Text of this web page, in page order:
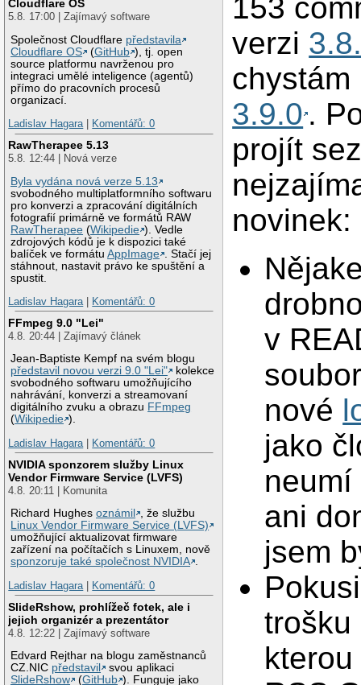
Cloudflare OS
5.8. 17:00 | Zajímavý software
Společnost Cloudflare představila
Cloudflare OS
(GitHub ), tj. open
source platformu navrženou pro
integraci umělé inteligence (agentů)
přímo do pracovních procesů
organizací.
Ladislav Hagara| Komentářů: 0
RawTherapee 5.13
5.8. 12:44 | Nová verze
Byla vydána nová verze 5.13
svobodného multiplatformního softwaru
pro konverzi a zpracování digitálních
fotografií primárně ve formátů RAW
RawTherapee (Wikipedie ). Vedle
zdrojových kódů je k dispozici také
balíček ve formátuAppImage
. Stačí jej
stáhnout, nastavit právo ke spuštění a
spustit.
Ladislav Hagara| Komentářů: 0
FFmpeg 9.0 "Lei"
4.8. 20:44 | Zajímavý článek
Jean-Baptiste Kempf na svém blogu
představil novou verzi 9.0 "Lei"
kolekce
svobodného softwaru umožňujícího
nahrávání, konverzi a streamovaní
digitálního zvuku a obrazu FFmpeg
(Wikipedie ).
Ladislav Hagara| Komentářů: 0
NVIDIA sponzorem služby Linux
Vendor Firmware Service (LVFS)
4.8. 20:11 | Komunita
Richard Hughesoznámil
, že službu
Linux Vendor Firmware Service (LVFS)
umožňující aktualizovat firmware
zařízení na počítačích s Linuxem, nově
sponzoruje také společnost NVIDIA .
Ladislav Hagara| Komentářů: 0
SlideRshow, prohlížeč fotek, ale i
jejich organizér a prezentátor
4.8. 12:22 | Zajímavý software
Edvard Rejthar na blogu zaměstnanců
CZ.NIC představil
svou aplikaci
SlideRshow
(GitHub ). Funguje jako
153
verzi
chystám
3.9.0 .
projít
novinek:
v
nové
jako
ani
jsem